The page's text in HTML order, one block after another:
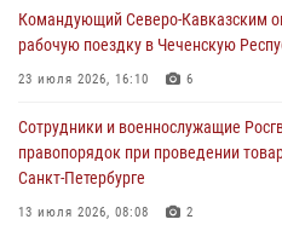
проходит в Сибири
09 августа 2026, 04:00
Поклонной горе в Москве (видео)
08 августа 2026, 14:10 3
В ЛНР росгвардейцы провели
Командующий Северо-Кавказским
рабочую поездку в Чеченскую
23 июля 2026, 16:10 6
Сотрудники и военнослужащие
правопорядок при проведении
Санкт-Петербурге
13 июля 2026, 08:08 2